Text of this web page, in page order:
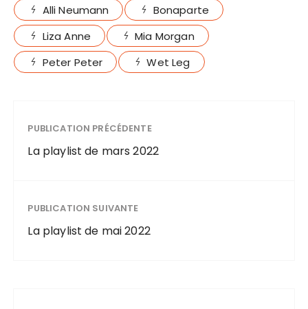
Alli Neumann
Bonaparte
Liza Anne
Mia Morgan
Peter Peter
Wet Leg
PUBLICATION PRÉCÉDENTE
La playlist de mars 2022
PUBLICATION SUIVANTE
La playlist de mai 2022